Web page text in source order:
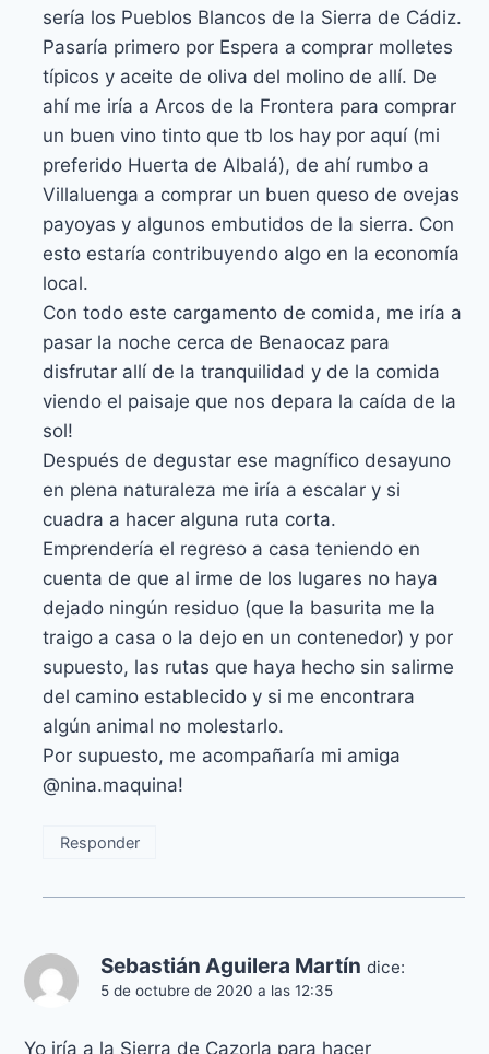
sería los Pueblos Blancos de la Sierra de Cádiz.
Pasaría primero por Espera a comprar molletes
típicos y aceite de oliva del molino de allí. De
ahí me iría a Arcos de la Frontera para comprar
un buen vino tinto que tb los hay por aquí (mi
preferido Huerta de Albalá), de ahí rumbo a
Villaluenga a comprar un buen queso de ovejas
payoyas y algunos embutidos de la sierra. Con
esto estaría contribuyendo algo en la economía
local.
Con todo este cargamento de comida, me iría a
pasar la noche cerca de Benaocaz para
disfrutar allí de la tranquilidad y de la comida
viendo el paisaje que nos depara la caída de la
sol!
Después de degustar ese magnífico desayuno
en plena naturaleza me iría a escalar y si
cuadra a hacer alguna ruta corta.
Emprendería el regreso a casa teniendo en
cuenta de que al irme de los lugares no haya
dejado ningún residuo (que la basurita me la
traigo a casa o la dejo en un contenedor) y por
supuesto, las rutas que haya hecho sin salirme
del camino establecido y si me encontrara
algún animal no molestarlo.
Por supuesto, me acompañaría mi amiga
@nina.maquina!
Responder
Sebastián Aguilera Martín dice:
5 de octubre de 2020 a las 12:35
Yo iría a la Sierra de Cazorla para hacer